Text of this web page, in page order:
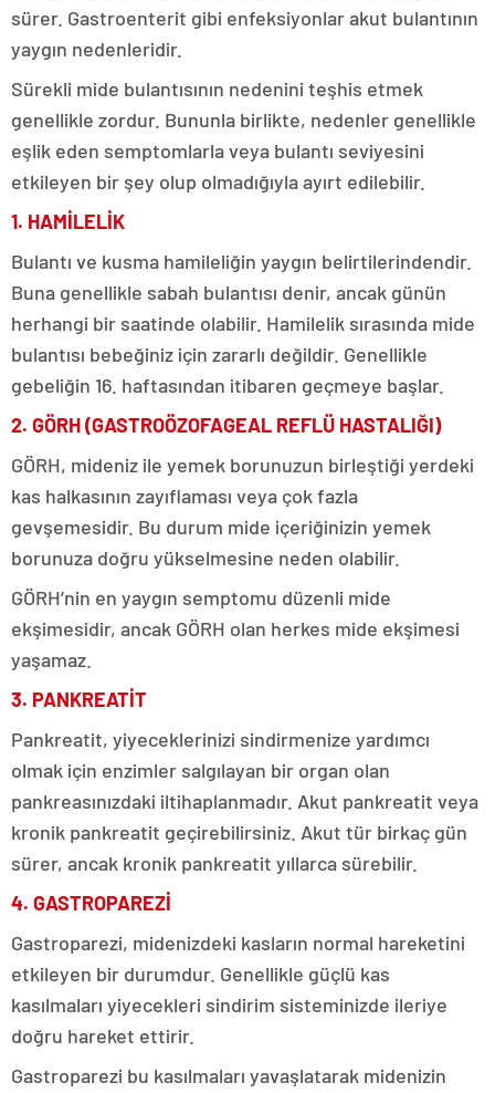
sürer. Gastroenterit gibi enfeksiyonlar akut bulantının
yaygın nedenleridir.
Sürekli mide bulantısının nedenini teşhis etmek
genellikle zordur. Bununla birlikte, nedenler genellikle
eşlik eden semptomlarla veya bulantı seviyesini
etkileyen bir şey olup olmadığıyla ayırt edilebilir.
1. HAMİLELİK
Bulantı ve kusma hamileliğin yaygın belirtilerindendir.
Buna genellikle sabah bulantısı denir, ancak günün
herhangi bir saatinde olabilir. Hamilelik sırasında mide
bulantısı bebeğiniz için zararlı değildir. Genellikle
gebeliğin 16. haftasından itibaren geçmeye başlar.
2. GÖRH (GASTROÖZOFAGEAL REFLÜ HASTALIĞI)
GÖRH, mideniz ile yemek borunuzun birleştiği yerdeki
kas halkasının zayıflaması veya çok fazla
gevşemesidir. Bu durum mide içeriğinizin yemek
borunuza doğru yükselmesine neden olabilir.
GÖRH’nin en yaygın semptomu düzenli mide
ekşimesidir, ancak GÖRH olan herkes mide ekşimesi
yaşamaz.
3. PANKREATİT
Pankreatit, yiyeceklerinizi sindirmenize yardımcı
olmak için enzimler salgılayan bir organ olan
pankreasınızdaki iltihaplanmadır. Akut pankreatit veya
kronik pankreatit geçirebilirsiniz. Akut tür birkaç gün
sürer, ancak kronik pankreatit yıllarca sürebilir.
4. GASTROPAREZİ
Gastroparezi, midenizdeki kasların normal hareketini
etkileyen bir durumdur. Genellikle güçlü kas
kasılmaları yiyecekleri sindirim sisteminizde ileriye
doğru hareket ettirir.
Gastroparezi bu kasılmaları yavaşlatarak midenizin